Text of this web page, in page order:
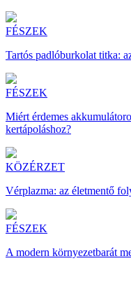
FÉSZEK
Tartós padlóburkolat titka:
FÉSZEK
Miért érdemes
kertápoláshoz?
KÖZÉRZET
Vérplazma: az életmentő
FÉSZEK
A modern környezetbarát